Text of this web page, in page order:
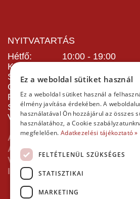
NYITVATARTÁS
Hétfő: 10:00 - 19:00
Kedd: 10:00 - 19:00
Szerda: 10:00 - 19:00
Csütörtök: 10:00 - 19:00
Péntek: 10:00 - 19:00
Szombat: 10:00 - 19:00
Vasárnap: 10:00 - 19:00
ÁSZF - Általános Szerződési
Adatvédelmi és adatkezelési
Vásárlás előtti tájékoztató
Impresszum
Ez a weboldal sütiket használ
Ez a weboldal sütiket használ a
élmény javítása érdekében. A
használatával Ön hozzájárul az összes
használatához, a Cookie
megfelelően. Adatkezelési tájékoztató »
FELTÉTLENÜL SZÜKSÉGES
STATISZTIKAI
MARKETING